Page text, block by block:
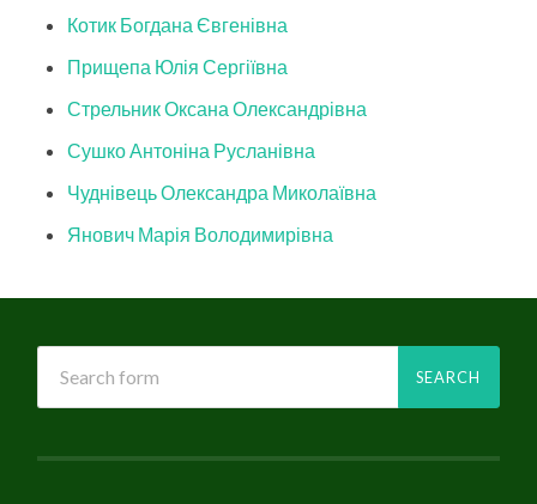
Котик Богдана Євгенівна
Прищепа Юлія Сергіївна
Стрельник Оксана Олександрівна
Сушко Антоніна Русланівна
Чуднівець Олександра Миколаївна
Янович Марія Володимирівна